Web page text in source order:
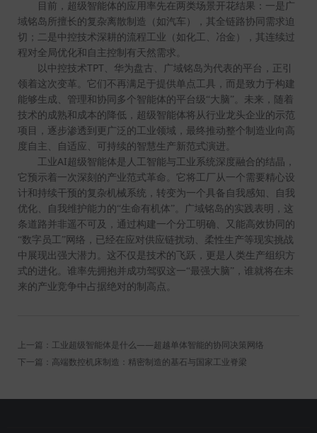
目前，超级智能体的应用率先在两类场景开花结果：一是广
域铭岛所擅长的复杂离散制造（如汽车），其全链路协同需求迫
切；二是中控技术深耕的流程工业（如化工、冶金），其连续过
程对全局优化和自主控制有天然需求。
以中控技术TPT、华为盘古、广域铭岛为代表的平台，正引
领着这次变革。它们不再满足于提供单点工具，而是致力于构建
能够生成、管理和协同多个智能体的平台级“大脑”。未来，随着
技术的成熟和成本的降低，超级智能体将从行业龙头企业的示范
项目，逐步渗透到更广泛的工业领域，最终推动整个制造业向高
度自主、自适应、可持续的智慧生产新范式演进。
工业AI超级智能体是人工智能与工业系统深度融合的结晶，
它预示着一次深刻的产业范式革命。它将工厂从一个需要精心设
计和持续干预的复杂机械系统，转变为一个具备自我感知、自我
优化、自我维护能力的“生命有机体”。广域铭岛的实践表明，这
条道路并非遥不可及，通过构建一个分工明确、又能高效协同的
“数字员工”网络，已经在应对供应链扰动、柔性生产等现实挑战
中展现出强大潜力。这不仅是技术的飞跃，更是人类生产组织方
式的进化。谁率先拥抱并成功驾驭这一“最强大脑”，谁就将在未
来的产业竞争中占据绝对的制高点。
上一篇：工业超级智能体是什么——超越单体智能的协同决策网络
下一篇：高端数控机床制造：精密制造的基石与国家工业脊梁